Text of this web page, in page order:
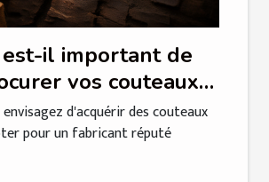
est-il important de
vos couteaux
de cuisine chez un
réputé ?
d'acquérir des couteaux
pour un fabricant réputé